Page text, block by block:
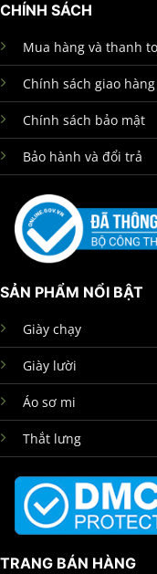
CHÍNH SÁCH
Mua hàng và thanh
Chính sách giao hàng
Chính sách bảo mật
Bảo hành và đổi trả
SẢN PHẨM NỔI BẬT
Giày chạy
Giày lười
Áo sơ mi
Thắt lưng
TRANG BÁN HÀNG